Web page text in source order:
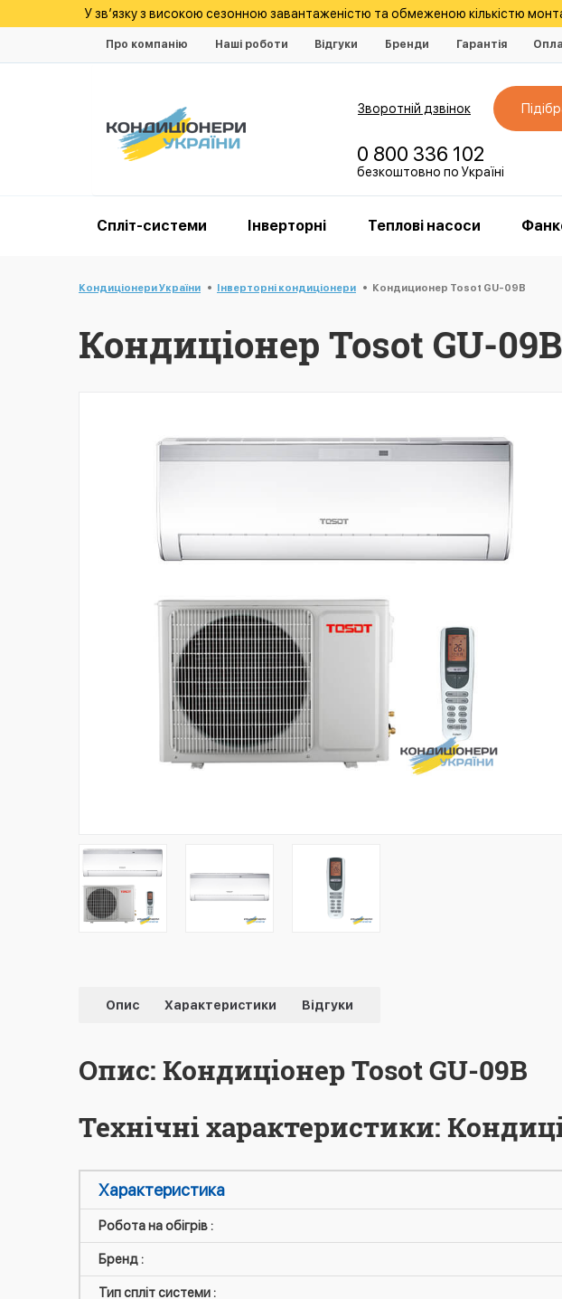
У зв’язку з високою сезонною завантаженістю та обмеженою кількістю
Про компанію Наші роботи Відгуки Бренди Гарантія
Зворотній дзвінок
0 800 336 102
безкоштовно по Україні
Спліт-системи Інверторні Теплові насоси
Кондиціонери України Інверторні кондиціонери Кондиционер Tosot GU-09B
Кондиціонер Tosot GU-09B
Опис Характеристики Відгуки
Опис: Кондиціонер Tosot GU-09B
Технічні характеристики:
Характеристика
Робота на обігрів :
Бренд :
Тип спліт системи :